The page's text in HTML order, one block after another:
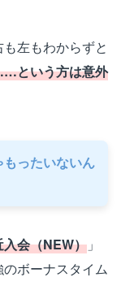
左もわからずと
という方は意外
ったいないん
入会（NEW） 」
ボーナスタイム